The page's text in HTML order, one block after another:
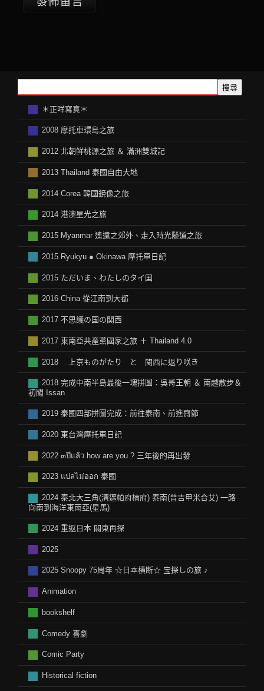
搜尋
＊正咩寫真＊
2008 摩托車環島之旅
2012 北朝鲜桃源之旅 ＆ 滿洲雙城記
2013 Thailand 泰國自由大地
2014 Corea 韓國鏡像之旅
2014 港澳星光之旅
2015 Myanmar 遙遠之郊外、走入時光隧道之旅
2015 Ryukyu ● Okinawa 摩托車日記
2015 ただいま、わたしのタイ国
2016 China 從江南到大都
2017 不思議の国の関西
2017 東南亞共產黨國家之旅 ＋ Thailand 4.0
2018 上京ものがたり と 関西に返り咲き
2018 完成中南半島最後一塊拼圖：吳哥王朝 ＆ 南越散步＆
初闖 Issan
2019 泰國四部拼圖完成：前往泰南、前進齋節
2020 東台灣摩托車日記
2022 ๓ปีแล้ว how are you ? 三年後的再出發
2023 แปลไม่ออก 泰國
2024 泰北大三角(清邁帕府楠府) 泰南(普吉甲米合艾) 一路
向南到海洋東南亞(星馬)
2024 重返日本 關東再探
2025
2025 Snoopy 75周年 ☆日本横断☆ 宝探しの旅 ♪
Animation
bookshelf
Comedy 喜劇
Comic Party
Historical fiction